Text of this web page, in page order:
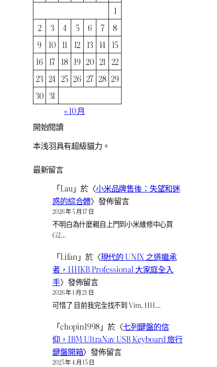
1
2
3 4 5 6 7
8
9
10 11 12 13 14 15
16 17 18 19 20 21 22
23 24 25 26 27 28 29
30 31
« 10 月
開始閱讀
本浅羽具有超級貓力。
最新留言
「Lau」於〈小米品牌售後：失望和迷
惑的綜合體〉發佈留言
2026 年 5 月 17 日
不明白為什麼親自上門到小米維修中心買
G2…
「Lifan 」於〈現代的 UNIX 之道繼承
者，HHKB Professional 大家庭全入
手〉發佈留言
2026 年 1 月 21 日
可惜了 目前我完全找不到 Vim, HH…
「chopin1998 」於〈七列鍵盤的信
仰，IBM UltraNav USB Keyboard 旅行
鍵盤開箱〉發佈留言
2025 年 4 月 15 日